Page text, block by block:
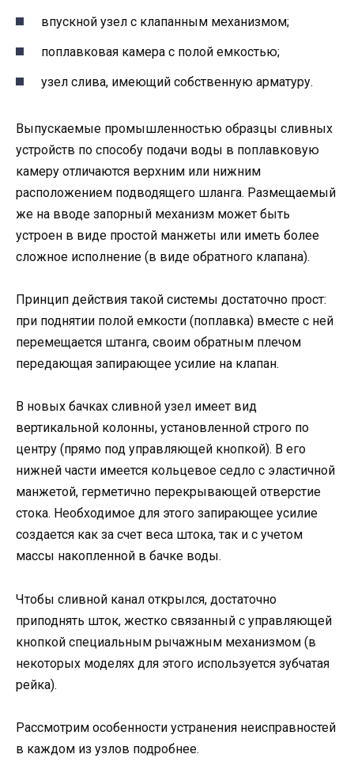
впускной узел с клапанным механизмом;
поплавковая камера с полой емкостью;
узел слива, имеющий собственную арматуру.
Выпускаемые промышленностью образцы сливных
устройств по способу подачи воды в поплавковую
камеру отличаются верхним или нижним
расположением подводящего шланга. Размещаемый
же на вводе запорный механизм может быть
устроен в виде простой манжеты или иметь более
сложное исполнение (в виде обратного клапана).
Принцип действия такой системы достаточно прост:
при поднятии полой емкости (поплавка) вместе с ней
перемещается штанга, своим обратным плечом
передающая запирающее усилие на клапан.
В новых бачках сливной узел имеет вид
вертикальной колонны, установленной строго по
центру (прямо под управляющей кнопкой). В его
нижней части имеется кольцевое седло с эластичной
манжетой, герметично перекрывающей отверстие
стока. Необходимое для этого запирающее усилие
создается как за счет веса штока, так и с учетом
массы накопленной в бачке воды.
Чтобы сливной канал открылся, достаточно
приподнять шток, жестко связанный с управляющей
кнопкой специальным рычажным механизмом (в
некоторых моделях для этого используется зубчатая
рейка).
Рассмотрим особенности устранения неисправностей
в каждом из узлов подробнее.